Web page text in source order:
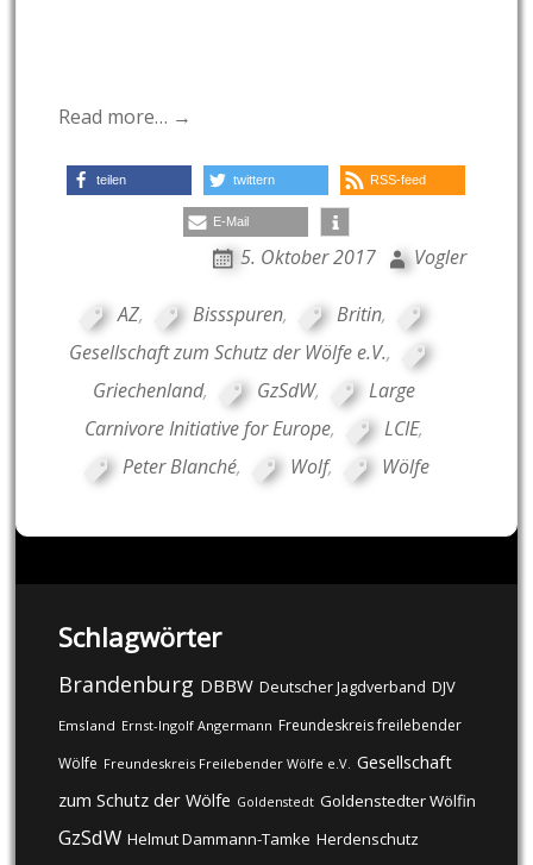
Read more… →
teilen twittern RSS-feed
E-Mail
5. Oktober 2017 Vogler
AZ, Bissspuren, Britin,
Gesellschaft zum Schutz der Wölfe e.V.,
Griechenland, GzSdW,
Large
Carnivore Initiative for Europe, LCIE,
Peter Blanché, Wolf, Wölfe
Schlagwörter
Brandenburg DBBW Deutscher Jagdverband DJV
Emsland Ernst-Ingolf Angermann Freundeskreis freilebender
Wölfe Freundeskreis Freilebender Wölfe e.V. Gesellschaft
zum Schutz der Wölfe Goldenstedt Goldenstedter Wölfin
GzSdW Helmut Dammann-Tamke Herdenschutz